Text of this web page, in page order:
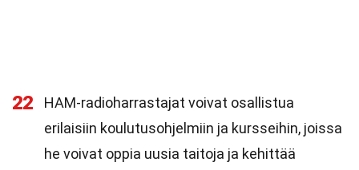
22
HAM-radioharrastajat voivat osallistua
erilaisiin koulutusohjelmiin ja kursseihin, joissa
he voivat oppia uusia taitoja ja kehittää